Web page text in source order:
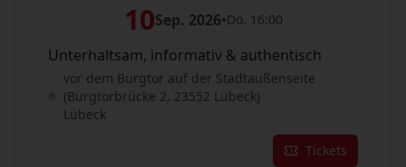
10Sep. 2026•Do. 16:00
Unterhaltsam, informativ & authentisch
vor dem Burgtor auf der Stadtaußenseite
(Burgtorbrücke 2, 23552 Lübeck)
Lübeck
Tickets